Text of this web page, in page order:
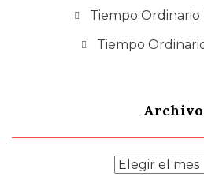
Tiempo Ordinario
Tiempo
Archivos